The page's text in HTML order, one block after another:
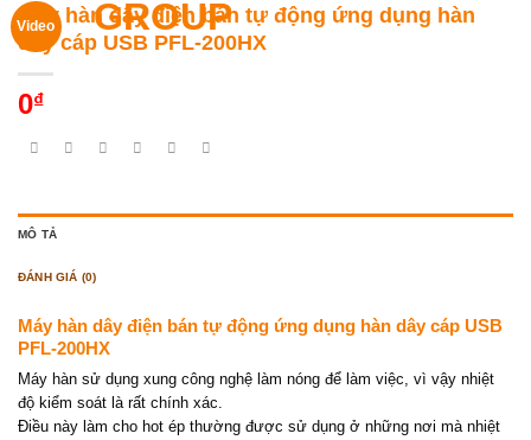
Video
Máy hàn dây điện bán tự động ứng dụng hàn
dây cáp USB PFL-200HX
0₫
MÔ TẢ
ĐÁNH GIÁ (0)
Máy hàn dây điện bán tự động ứng dụng hàn dây cáp USB
PFL-200HX
Máy hàn sử dụng xung công nghệ làm nóng để làm việc, vì vậy nhiệt
độ kiểm soát là rất chính xác.
Điều này làm cho hot ép thường được sử dụng ở những nơi mà nhiệt